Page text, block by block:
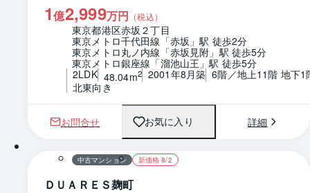
1億2,999万円 （税込）
東京都港区赤坂２丁目
東京メトロ千代田線「赤坂」駅 徒歩2分
東京メトロ丸ノ内線「赤坂見附」駅 徒歩5分
東京メトロ銀座線「溜池山王」駅 徒歩5分
2LDK 48.04m2 2001年8月築 6階／地上11階 地下1
北東向き
お問合せ お気に入り 詳細
1 / 0 間取り
中古マンション 新価格 8/2
ＤＵＡＲＥＳ麹町